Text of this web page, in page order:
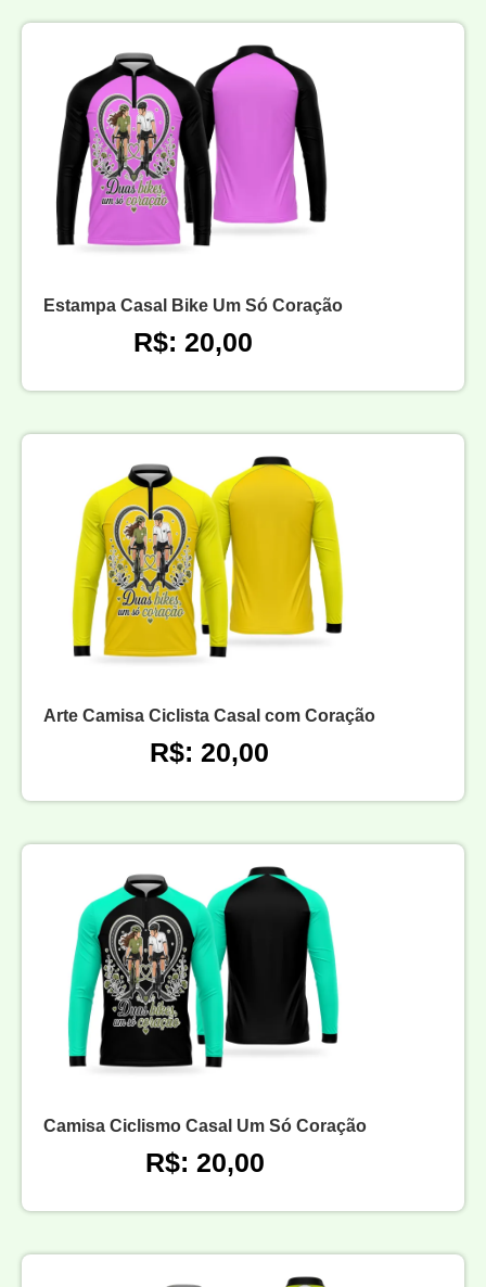
Estampa Casal Bike Um Só Coração
R$: 20,00
Arte Camisa Ciclista Casal com Coração
R$: 20,00
Camisa Ciclismo Casal Um Só Coração
R$: 20,00